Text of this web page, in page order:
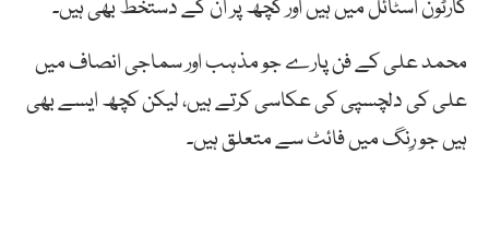
کارٹون اسٹائل میں ہیں اور کچھ پر ان کے دستخط بھی ہیں۔
محمد علی کے فن پارے جو مذہب اور سماجی انصاف میں
علی کی دلچسپی کی عکاسی کرتے ہیں، لیکن کچھ ایسے بھی
ہیں جو رِنگ میں فائٹ سے متعلق ہیں۔